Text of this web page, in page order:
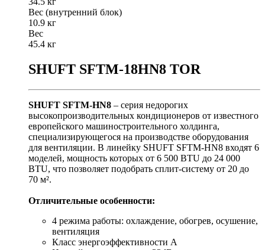
Вес (внутренний блок)
10.9 кг
Вес
45.4 кг
SHUFT SFTM-18HN8 TOR
SHUFT SFTM-HN8 – серия недорогих
высокопроизводительных кондиционеров от известного
европейского машиностроительного холдинга,
специализирующегося на производстве оборудования
для вентиляции. В линейку SHUFT SFTM-HN8 входят 6
моделей, мощность которых от 6 500 BTU до 24 000
BTU, что позволяет подобрать сплит-систему от 20 до
70 м².
Отличительные особенности:
4 режима работы: охлаждение, обогрев, осушение,
вентиляция
Класс энергоэффективности A